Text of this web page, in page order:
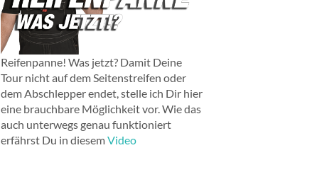
Reifenpanne! Was jetzt? Damit Deine
Tour nicht auf dem Seitenstreifen oder
dem Abschlepper endet, stelle ich Dir hier
eine brauchbare Möglichkeit vor. Wie das
auch unterwegs genau funktioniert
erfährst Du in diesemVideo